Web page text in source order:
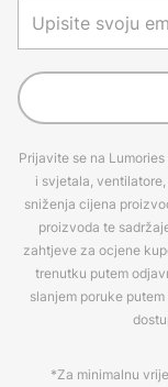
Prijavite se na
i svjetala,
sniženja cijena
proizvoda te
zahtjeve za ocjene
trenutku putem
slanjem poruke
*Za minimalnu